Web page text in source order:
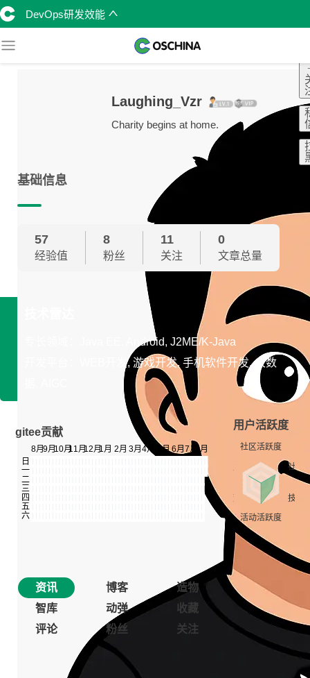
DevOps研发效能
Laughing_Vzr
Charity begins at home.
基础信息
57
经验值
8
粉丝
11
关注
0
文章总量
专长领域：Java EE, Android, J2ME/K-Java
开发平台：WEB开发, 游戏开发, 手机软件开发, 大数
gitee贡献
用户活跃度
资讯 博客
造物
智库
动弹
收藏
评论
粉丝 关注